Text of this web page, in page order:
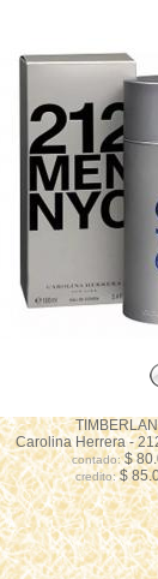
Carolina Herrera -
contado:$
credito:$